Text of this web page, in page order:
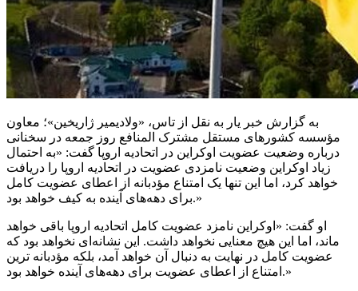
به گزارش خبر یار به نقل از تاس، «ولادیمیر ژاریخین»؛ معاون
مؤسسه کشورهای مستقل مشترک المنافع روز جمعه در سخنانی
درباره وضعیت عضویت اوکراین در اتحادیه اروپا گفت: «به احتمال
زیاد اوکراین وضعیت نامزدی عضویت در اتحادیه اروپا را دریافت
خواهد کرد، اما این تنها یک امتناع مؤدبانه از اعطای عضویت کامل
برای دهه‌های آینده به کیف خواهد بود.»
او گفت: «اوکراین نامزد عضویت کامل اتحادیه اروپا باقی خواهد
ماند، اما این هیچ معنایی نخواهد داشت. این نشانه‌ای نخواهد بود که
عضویت کامل در نهایت به دنبال آن خواهد آمد، بلکه مؤدبانه ترین
امتناع از اعطای عضویت برای دهه‌های آینده خواهد بود.»